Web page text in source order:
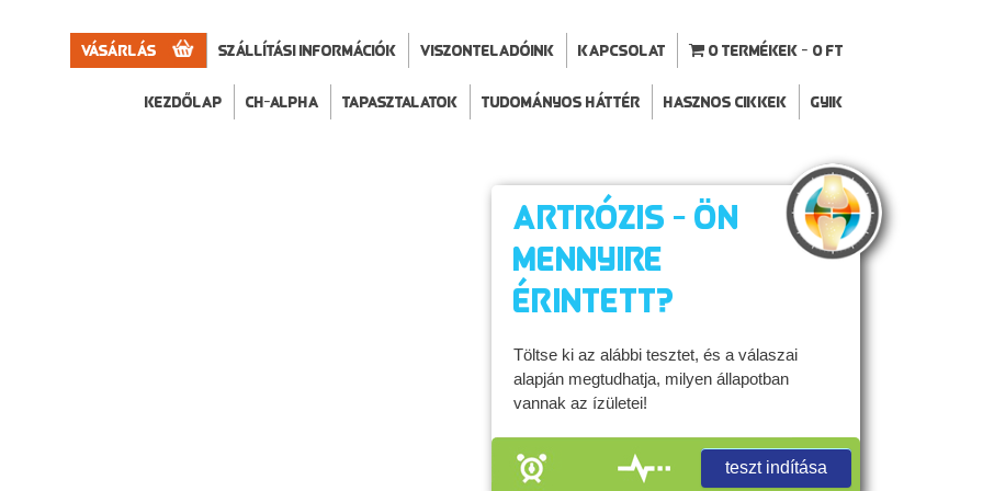
Vásárlás Szállítási információk VISZONTELADÓINK Kapcsolat 0 termékek 0 Ft
Kezdőlap CH-Alpha Tapasztalatok Tudományos háttér Hasznos cikkek GYIK
Artrózis - Ön
mennyire
érintett?
Töltse ki az alábbi tesztet, és a válaszai
alapján megtudhatja, milyen állapotban
vannak az ízületei!
teszt indítása